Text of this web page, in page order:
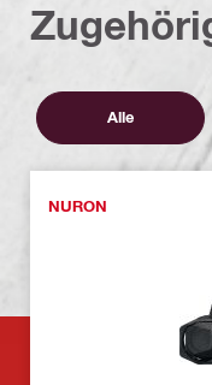
Alle
NURON